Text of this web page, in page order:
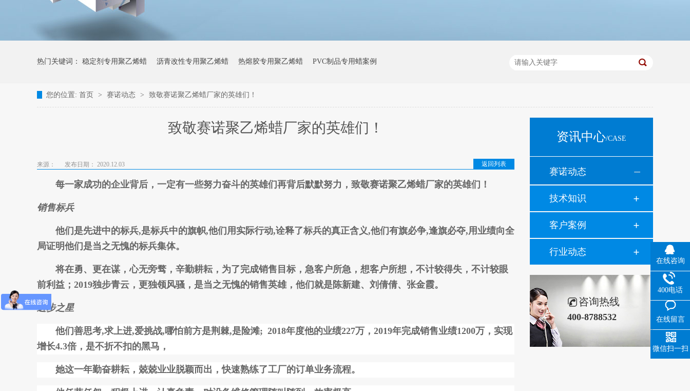
热门关键词： 稳定剂专用聚乙烯蜡 沥青改性专用聚乙烯蜡 热熔胶专用聚乙烯蜡 PVC制品专用蜡案例
您的位置: 首页 > 赛诺动态 > 致敬赛诺聚乙烯蜡厂家的英雄们！
致敬赛诺聚乙烯蜡厂家的英雄们！
返回列表
来源： 发布日期： 2020.12.03
每一家成功的企业背后，一定有一些努力奋斗的英雄们再背后默默努力，致敬赛诺聚乙烯蜡厂家的英雄们！
销售标兵
他们是先进中的标兵,是标兵中的旗帜,他们用实际行动,诠释了标兵的真正含义,他们有旗必争,逢旗必夺,用业绩向全
局证明他们是当之无愧的标兵集体。
将在勇、更在谋，心无旁骛，辛勤耕耘，为了完成销售目标，急客户所急，想客户所想，不计较得失，不计较眼
前利益； 2019独步青云，更独领风骚，是当之无愧的销售英雄，他们就是陈新建、刘倩倩、张金霞。
进步之星
他们善思考,求上进,爱挑战,哪怕前方是荆棘,是险滩; 2018年度他的业绩227万，2019年完成销售业绩1200万，实现
增长4.3倍，是不折不扣的黑马，
她这一年勤奋耕耘，兢兢业业脱颖而出，快速熟练了工厂的订单业务流程。
资讯中心/CASE
赛诺动态
技术知识
客户案例
行业动态
咨询热线
400-8788532
在线咨询
400电话
在线留言
微信扫一扫